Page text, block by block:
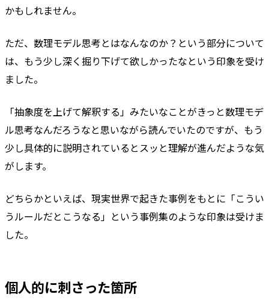
かもしれません。
ただ、数理モデル思考とはなんなのか？という部分について
は、もう少し深く掘り下げて欲しかったなという印象を受け
ました。
「抽象度を上げて解釈する」みたいなことがきっと数理モデ
ル思考なんだろうなと思いながら読んでいたのですが、もう
少し具体的に説明されているとスッと理解が進んだような気
がします。
どちらかといえば、現実世界で起きた事例をもとに「こうい
うルールだとこうなる」という事例集のような印象は受けま
した。
個人的に刺さった箇所